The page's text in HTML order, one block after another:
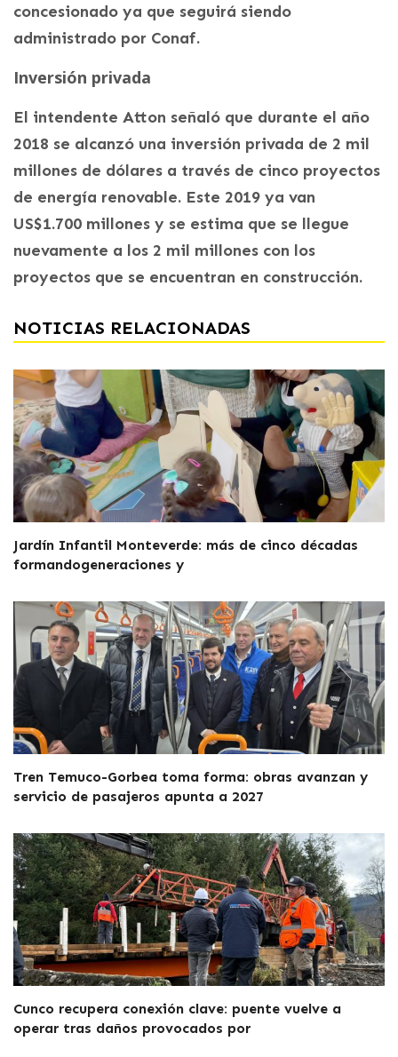
concesionado ya que seguirá siendo
administrado por Conaf.
Inversión privada
El intendente Atton señaló que durante el año
2018 se alcanzó una inversión privada de 2 mil
millones de dólares a través de cinco proyectos
de energía renovable. Este 2019 ya van
US$1.700 millones y se estima que se llegue
nuevamente a los 2 mil millones con los
proyectos que se encuentran en construcción.
NOTICIAS RELACIONADAS
Jardín Infantil Monteverde: más de cinco décadas
formandogeneraciones y
Tren Temuco-Gorbea toma forma: obras avanzan y
servicio de pasajeros apunta a 2027
Cunco recupera conexión clave: puente vuelve a
operar tras daños provocados por